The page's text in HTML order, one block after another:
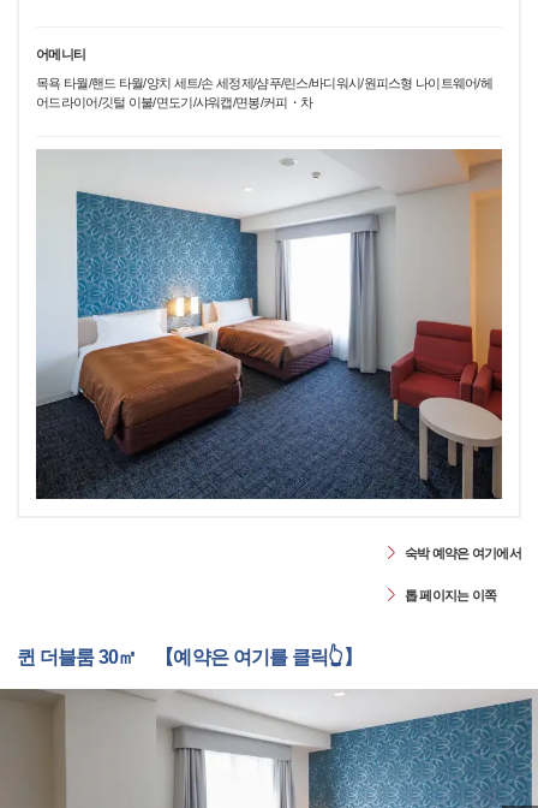
어메니티
목욕 타월/핸드 타월/양치 세트/손 세정제/샴푸/린스/바디워시/원피스형 나이트웨어/헤
어드라이어/깃털 이불/면도기/샤워캡/면봉/커피・차
숙박 예약은 여기에서
톱 페이지는 이쪽
퀸 더블룸 30㎡ 【예약은 여기를 클릭👆】